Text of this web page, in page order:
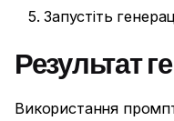
Запустіть
Результат
Використання